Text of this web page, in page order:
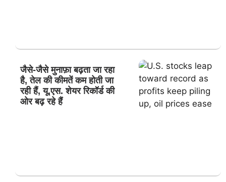
जैसे-जैसे मुनाफ़ा बढ़ता जा रहा
है, तेल की कीमतें कम होती जा
रही हैं, यू.एस. शेयर रिकॉर्ड की
ओर बढ़ रहे हैं